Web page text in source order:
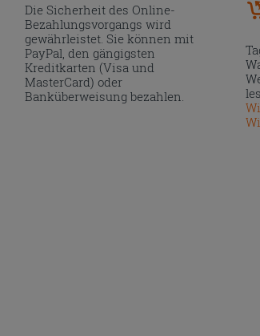
Die Sicherheit des Online-
Bezahlungsvorgangs wird
gewährleistet. Sie können mit
PayPal, den gängigsten
Kreditkarten (Visa und
MasterCard) oder
Banküberweisung bezahlen.